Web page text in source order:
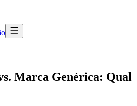
Marca Genérica: Qual